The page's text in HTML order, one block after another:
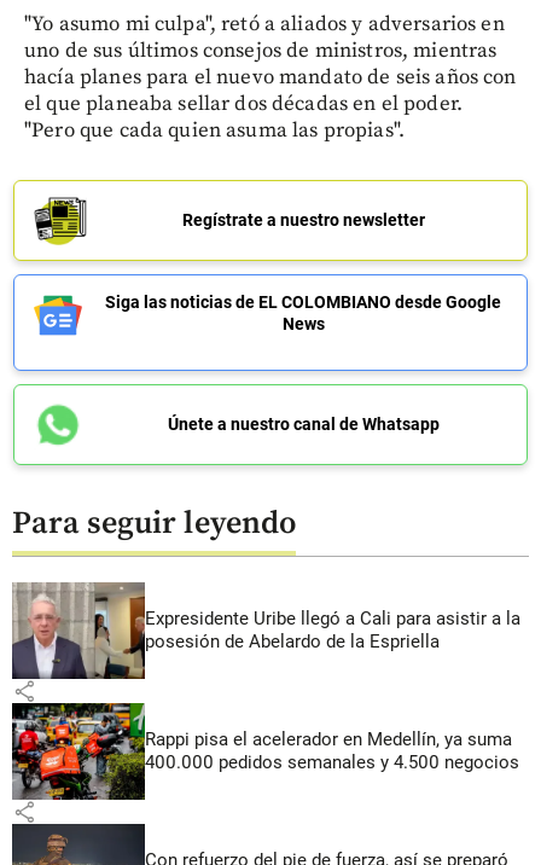
"Yo asumo mi culpa", retó a aliados y adversarios en
uno de sus últimos consejos de ministros, mientras
hacía planes para el nuevo mandato de seis años con
el que planeaba sellar dos décadas en el poder.
"Pero que cada quien asuma las propias".
Regístrate a nuestro newsletter
Siga las noticias de EL COLOMBIANO desde Google
News
Únete a nuestro canal de Whatsapp
Para seguir leyendo
Expresidente Uribe llegó a Cali para asistir a la
posesión de Abelardo de la Espriella
share
Rappi pisa el acelerador en Medellín, ya suma
400.000 pedidos semanales y 4.500 negocios
share
Con refuerzo del pie de fuerza, así se preparó